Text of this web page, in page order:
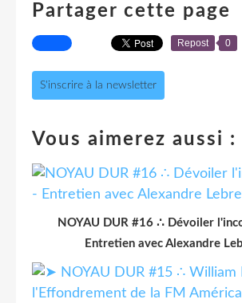
Partager cette page
Repost 0
S'inscrire à la newsletter
Vous aimerez aussi :
NOYAU DUR #16 ∴ Dévoiler
Entretien avec Alexandre